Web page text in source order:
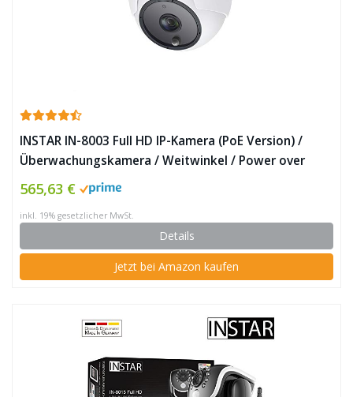
INSTAR IN-8003 Full HD IP-Kamera (PoE Version) /
Überwachungskamera / Weitwinkel / Power over
Ethernet / wetterfeste Innen- und Außenkamera ✪
565,63 €
inkl. 19% gesetzlicher MwSt.
Details
Jetzt bei Amazon kaufen